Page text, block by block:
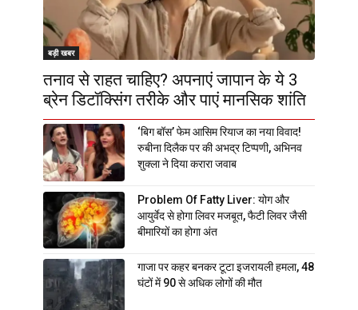
बड़ी खबर
तनाव से राहत चाहिए? अपनाएं जापान के ये 3
ब्रेन डिटॉक्सिंग तरीके और पाएं मानसिक शांति
‘बिग बॉस’ फेम आसिम रियाज का नया विवाद!
रुबीना दिलैक पर की अभद्र टिप्पणी, अभिनव
शुक्ला ने दिया करारा जवाब
Problem Of Fatty Liver: योग और
आयुर्वेद से होगा लिवर मजबूत, फैटी लिवर जैसी
बीमारियों का होगा अंत
गाजा पर कहर बनकर टूटा इजरायली हमला, 48
घंटों में 90 से अधिक लोगों की मौत